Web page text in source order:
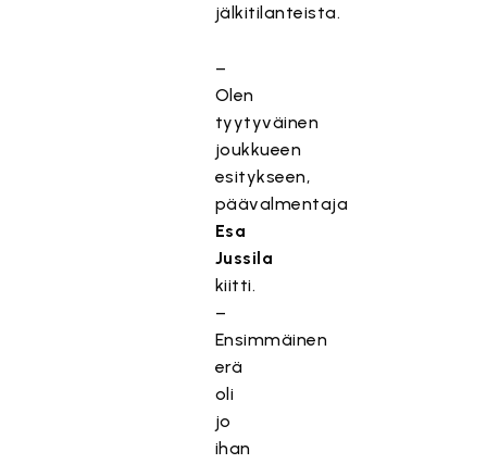
jälkitilanteista.
–
Olen
tyytyväinen
joukkueen
esitykseen,
päävalmentaja
Esa
Jussila
kiitti.
–
Ensimmäinen
erä
oli
jo
ihan